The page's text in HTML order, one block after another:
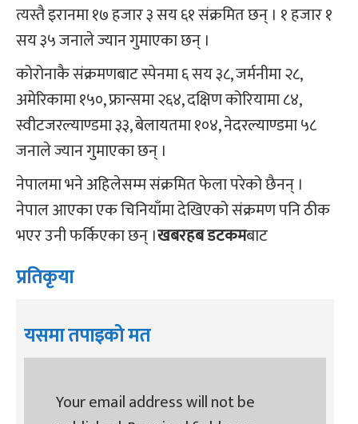
त्यस्तै इरानमा १७ हजार ३ सय ६१ संक्रमित छन् । १ हजार १
सय ३५ जनाले ज्यान गुमाएका छन् ।
कोरोनाकै संक्रमणबाट स्पेनमा ६ सय ३८, जर्मनीमा २८,
अमेरिकामा १५०, फ्रान्समा २६४, दक्षिण कोरियामा ८४,
स्वीटजरल्याण्डमा ३३, बेलायतमा १०४, नेदरल्याण्डमा ५८
जनाले ज्यान गुमाएका छन् ।
नेपालमा भने अहिलेसम्म संक्रमित फेला परेको छैनन् ।
नेपाल आएका एक चिनियाँमा देखिएको संक्रमण पनि ठीक
भएर उनी फर्किएका छन् ।खबरहब डटकमबाट
प्रतिकृया
यसमा तपाइको मत
Your email address will not be